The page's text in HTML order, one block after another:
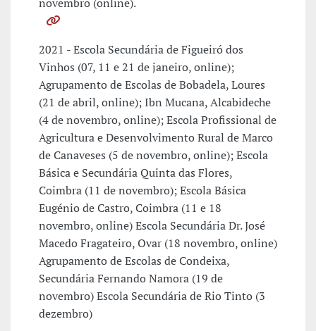
2021 - Escola Secundária de Figueiró dos
Vinhos (07, 11 e 21 de janeiro, online);
Agrupamento de Escolas de Bobadela, Loures
(21 de abril, online); Ibn Mucana, Alcabideche
(4 de novembro, online); Escola Profissional de
Agricultura e Desenvolvimento Rural de Marco
de Canaveses (5 de novembro, online); Escola
Básica e Secundária Quinta das Flores,
Coimbra (11 de novembro); Escola Básica
Eugénio de Castro, Coimbra (11 e 18
novembro, online) Escola Secundária Dr. José
Macedo Fragateiro, Ovar (18 novembro, online)
Agrupamento de Escolas de Condeixa,
Secundária Fernando Namora (19 de
novembro) Escola Secundária de Rio Tinto (3
dezembro)